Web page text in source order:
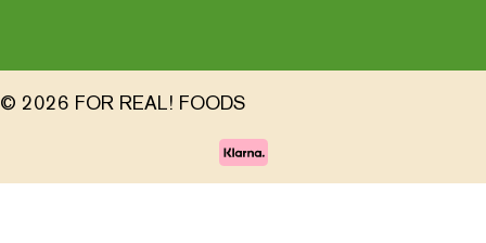
© 2026 FOR REAL! FOODS